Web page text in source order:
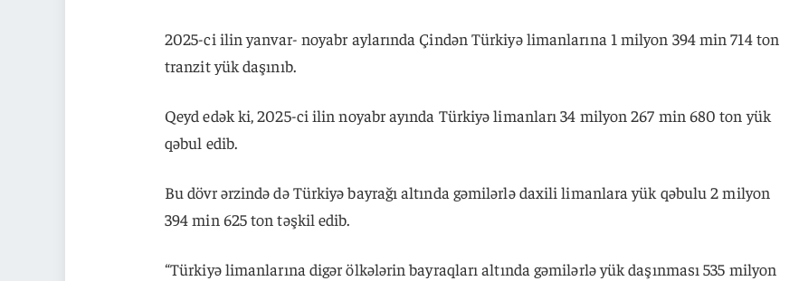
2025-ci ilin yanvar- noyabr aylarında Çindən Türkiyə limanlarına 1 milyon 394 min 714 ton
tranzit yük daşınıb.
Qeyd edək ki, 2025-ci ilin noyabr ayında Türkiyə limanları 34 milyon 267 min 680 ton yük
qəbul edib.
Bu dövr ərzində də Türkiyə bayrağı altında gəmilərlə daxili limanlara yük qəbulu 2 milyon
394 min 625 ton təşkil edib.
“Türkiyə limanlarına digər ölkələrin bayraqları altında gəmilərlə yük daşınması 535 milyon